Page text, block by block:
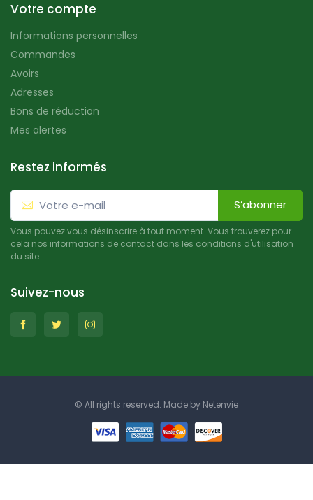
Votre compte
Informations personnelles
Commandes
Avoirs
Adresses
Bons de réduction
Mes alertes
Restez informés
S’abonner
Vous pouvez vous désinscrire à tout moment. Vous trouverez pour
cela nos informations de contact dans les conditions d'utilisation
du site.
Suivez-nous
© All rights reserved. Made by Netenvie